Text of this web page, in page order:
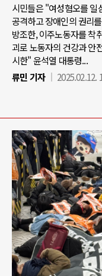
시민들은 "여성혐오를 일
공격하고 장애인의 권리
방조한, 이주노동자를 착
괴로 노동자의 건강과 안
시한" 윤석열 대통령...
류민 기자
2025.02.12.